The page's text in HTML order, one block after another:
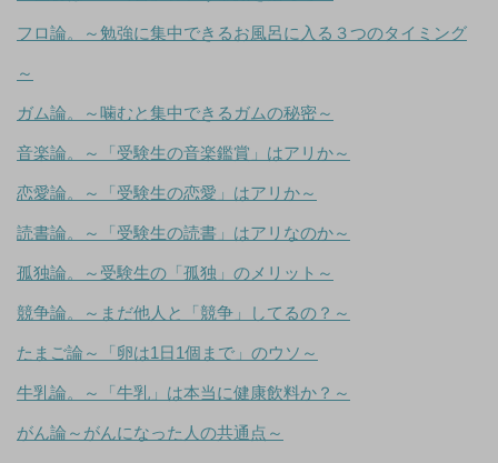
フロ論。～勉強に集中できるお風呂に入る３つのタイミング
～
ガム論。～噛むと集中できるガムの秘密～
音楽論。～「受験生の音楽鑑賞」はアリか～
恋愛論。～「受験生の恋愛」はアリか～
読書論。～「受験生の読書」はアリなのか～
孤独論。～受験生の「孤独」のメリット～
競争論。～まだ他人と「競争」してるの？～
たまご論～「卵は1日1個まで」のウソ～
牛乳論。～「牛乳」は本当に健康飲料か？～
がん論～がんになった人の共通点～